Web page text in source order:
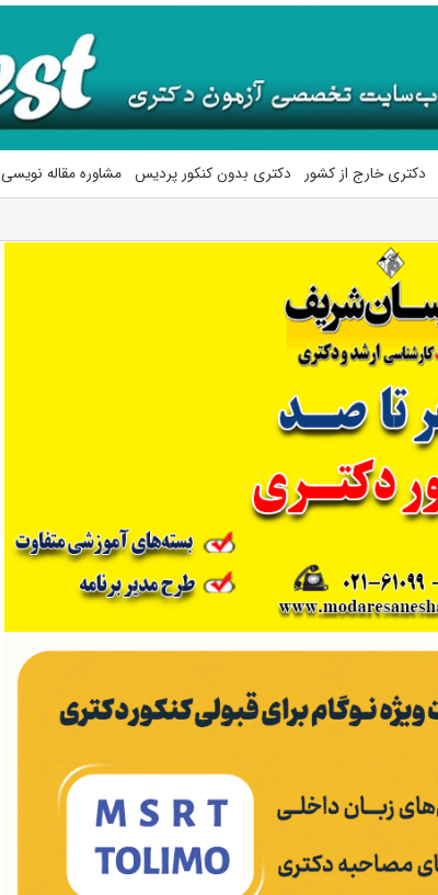
دکتری خارج از کشور دکتری بدون کنکور پردیس مشاوره مقاله نویسی